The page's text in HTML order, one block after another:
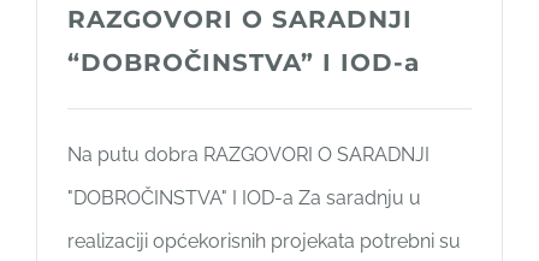
RAZGOVORI O SARADNJI
“DOBROČINSTVA” I IOD-a
Na putu dobra RAZGOVORI O SARADNJI
"DOBROČINSTVA" I IOD-a Za saradnju u
realizaciji općekorisnih projekata potrebni su